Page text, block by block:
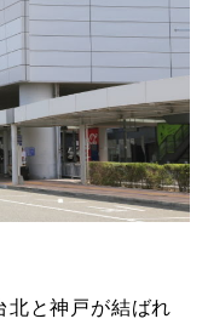
北と神戸が結ばれ